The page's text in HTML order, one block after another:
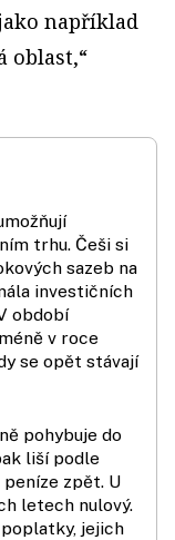
například
oblast,“
trhu. Češi si
sazeb na
investičních
období
v roce
se opět stávají
pohybuje do
liší podle
zpět. U
letech nulový.
jejich